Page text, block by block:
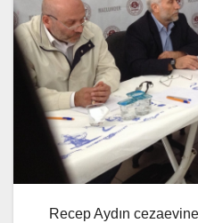
Recep Aydın